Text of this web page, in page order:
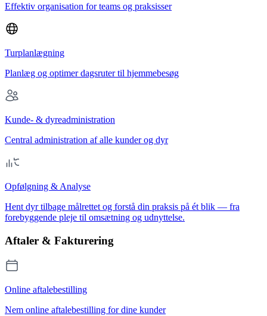
Effektiv organisation for teams og praksisser
Turplanlægning
Planlæg og optimer dagsruter til hjemmebesøg
Kunde- & dyreadministration
Central administration af alle kunder og dyr
Opfølgning & Analyse
Hent dyr tilbage målrettet og forstå din praksis på ét blik — fra
forebyggende pleje til omsætning og udnyttelse.
Aftaler & Fakturering
Online aftalebestilling
Nem online aftalebestilling for dine kunder